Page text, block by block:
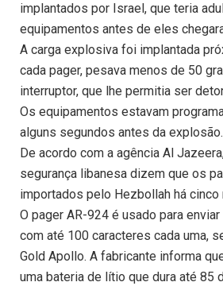
implantados por Israel, que teria
equipamentos antes de eles
A carga explosiva foi implantada
cada pager, pesava menos de 50
interruptor, que lhe permitia ser
Os equipamentos estavam
alguns segundos antes da explosão.
De acordo com a agência Al
segurança libanesa dizem que os
importados pelo Hezbollah há cinco
O pager AR-924 é usado para
com até 100 caracteres cada uma,
Gold Apollo. A fabricante informa
uma bateria de lítio que dura até 85